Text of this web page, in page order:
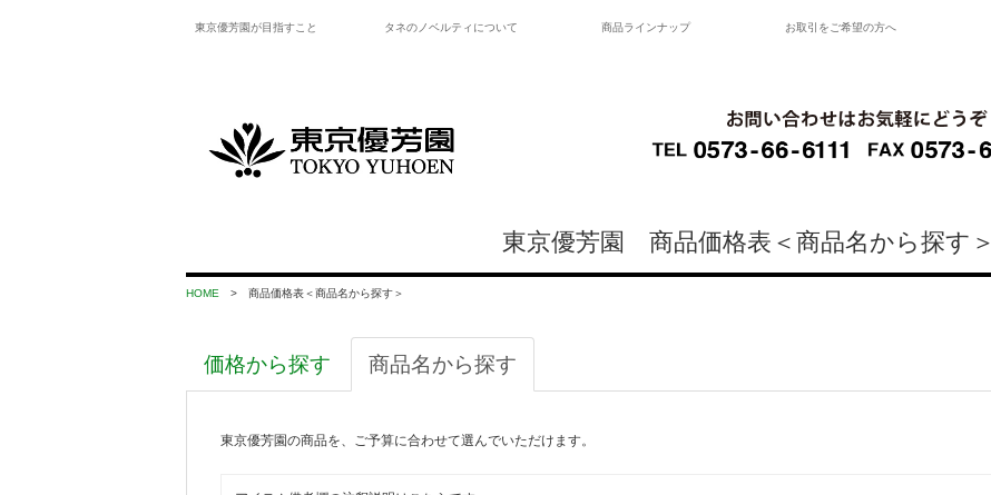
東京優芳園が目指すこと タネのノベルティについて 商品ラインナップ お取引をご希望の方へ
東京優芳園 商品価格表＜商品名から探す＞
HOME > 商品価格表＜商品名から探す＞
価格から探す 商品名から探す
東京優芳園の商品を、ご予算に合わせて選んでいただけます。